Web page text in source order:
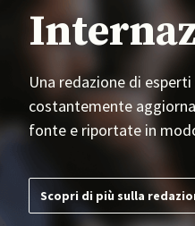
Una redazione di
costantemente
fonte e riportate in
Scopri di più sulla